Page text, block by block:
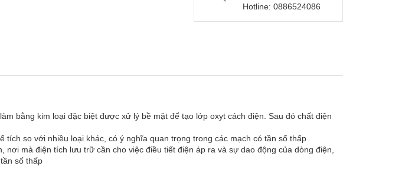
Hotline: 0886524086
bằng kim loại đặc biệt được xử lý bề mặt để tạo lớp oxyt cách điện. Sau đó chất điện
so với nhiều loại khác, có ý nghĩa quan trọng trong các mạch có tần số thấp
mà điện tích lưu trữ cần cho việc điều tiết điện áp ra và sự dao động của dòng điện,
số thấp